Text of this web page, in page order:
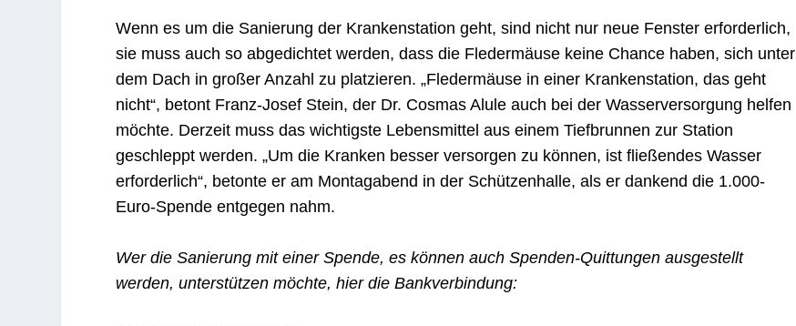
Wenn es um die Sanierung der Krankenstation geht, sind nicht nur neue Fenster erforderlich,
sie muss auch so abgedichtet werden, dass die Fledermäuse keine Chance haben, sich unter
dem Dach in großer Anzahl zu platzieren. „Fledermäuse in einer Krankenstation, das geht
nicht“, betont Franz-Josef Stein, der Dr. Cosmas Alule auch bei der Wasserversorgung helfen
möchte. Derzeit muss das wichtigste Lebensmittel aus einem Tiefbrunnen zur Station
geschleppt werden. „Um die Kranken besser versorgen zu können, ist fließendes Wasser
erforderlich“, betonte er am Montagabend in der Schützenhalle, als er dankend die 1.000-
Euro-Spende entgegen nahm.
Wer die Sanierung mit einer Spende, es können auch Spenden-Quittungen ausgestellt
werden, unterstützen möchte, hier die Bankverbindung: